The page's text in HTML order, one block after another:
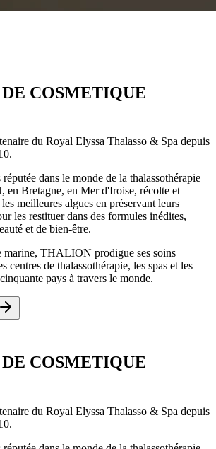
COSMETIQUE
du Royal Elyssa Thalasso & Spa depuis
dans le monde de la thalassothérapie
Bretagne, en Mer d'Iroise, récolte et
meilleures algues en préservant leurs
les restituer dans des formules inédites,
et de bien-être.
marine, THALION prodigue ses soins
centres de thalassothérapie, les spas et les
pays à travers le monde.
COSMETIQUE
du Royal Elyssa Thalasso & Spa depuis